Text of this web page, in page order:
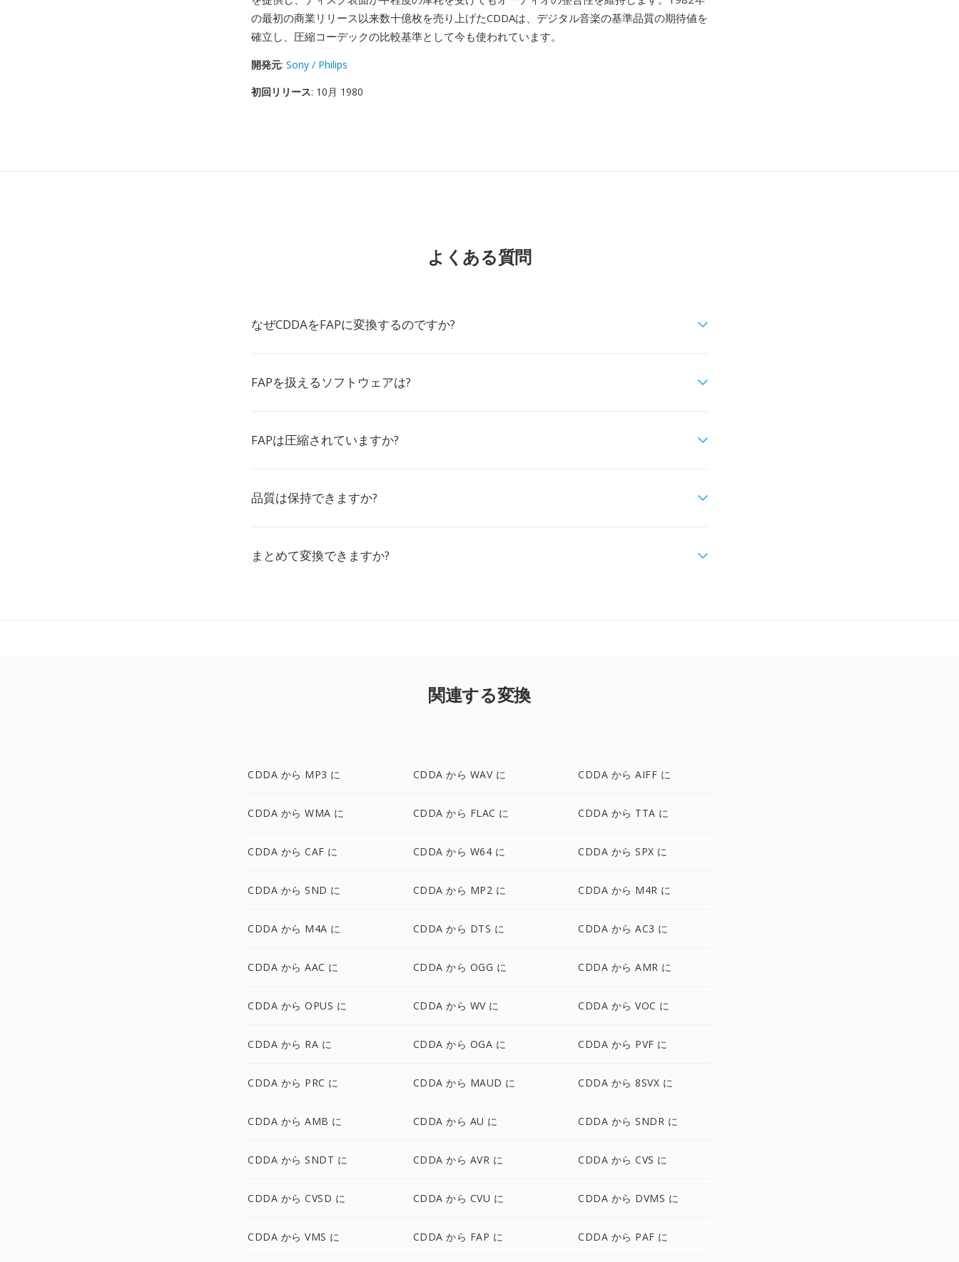
の最初の商業リリース以来数十億枚を売り上げたCDDAは、デジタル音楽の基準品質の期待値を
確立し、圧縮コーデックの比較基準として今も使われています。
開発元: Sony / Philips
初回リリース: 10月 1980
よくある質問
なぜCDDAをFAPに変換するのですか?
FAPを扱えるソフトウェアは?
FAPは圧縮されていますか?
品質は保持できますか?
まとめて変換できますか?
関連する変換
CDDA から MP3 に CDDA から WAV に CDDA から AIFF に
CDDA から WMA に CDDA から FLAC に CDDA から TTA に
CDDA から CAF に CDDA から W64 に CDDA から SPX に
CDDA から SND に CDDA から MP2 に CDDA から M4R に
CDDA から M4A に CDDA から DTS に CDDA から AC3 に
CDDA から AAC に CDDA から OGG に CDDA から AMR に
CDDA から OPUS に CDDA から WV に CDDA から VOC に
CDDA から RA に CDDA から OGA に CDDA から PVF に
CDDA から PRC に CDDA から MAUD に CDDA から 8SVX に
CDDA から AMB に CDDA から AU に CDDA から SNDR に
CDDA から SNDT に CDDA から AVR に CDDA から CVS に
CDDA から CVSD に CDDA から CVU に CDDA から DVMS に
CDDA から VMS に CDDA から FAP に CDDA から PAF に